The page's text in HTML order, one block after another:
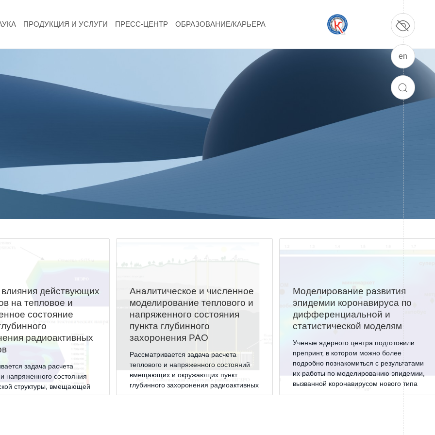
ПРОДУКЦИЯ И УСЛУГИ ПРЕСС-ЦЕНТР ОБРАЗОВАНИЕ/КАРЬЕРА
НАУКА
Фундаментальные и прикладные
Космическая защита Земли
Забабахинские научные чтения
Семинар «Радиационная физика металлов
Интеллектуальная собственность
ЯТЦ»
Препринты
Зимняя школа по физике высоких
плотностей энергий
Молодежная научно-техническая
конференция «Исследования. Технологии.
Развитие»
ПРОДУКЦИЯ И УСЛУГИ
ДПО и ПО (Дополнительное
профессиональное образование и
профессиональное обучение)
Лазерные технологии
Каталог гражданской продукции
Новости ВНИИТФ
Новости отрасли
Книги
действующих
на тепловое и
состояние
радиоактивных
задача расчета
напряженного состояния
структуры, вмещающей
захоронения
Аналитическое и численное
моделирование теплового и
напряженного состояния
пункта глубинного
захоронения РАО
Рассматривается задача расчета
теплового и напряженного состояний
вмещающих и окружающих пункт
глубинного захоронения радиоактивных
отходов гранитных пород.
Моделирование развития
эпидемии коронавируса по
дифференциальной и
статистической моделям
Ученые ядерного центра подготовили
препринт, в котором можно более
подробно познакомиться с результатами
их работы по моделированию эпидемии,
вызванной коронавирусом нового типа
SARS-Cov2.
en